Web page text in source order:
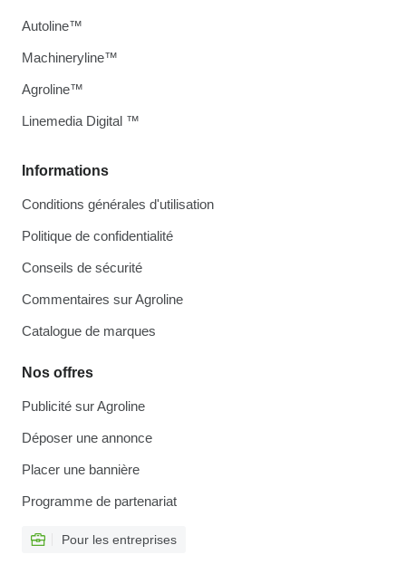
Informations
Conditions générales d'utilisation
Politique de confidentialité
Conseils de sécurité
Commentaires sur Agroline
Catalogue de marques
Nos offres
Publicité sur Agroline
Déposer une annonce
Placer une bannière
Programme de partenariat
Pour les entreprises
Autoline™
Machineryline™
Agroline™
Linemedia Digital ™